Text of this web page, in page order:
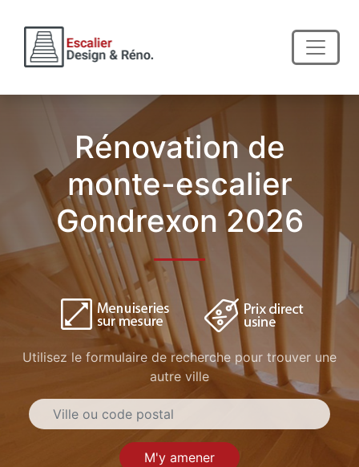
Rénovation de
monte-escalier
Gondrexon 2026
Utilisez le formulaire de recherche pour trouver une
autre ville
M'y amener